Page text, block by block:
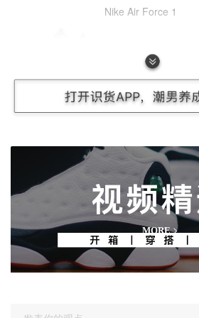
Nike Air Force 1
视频
MORE